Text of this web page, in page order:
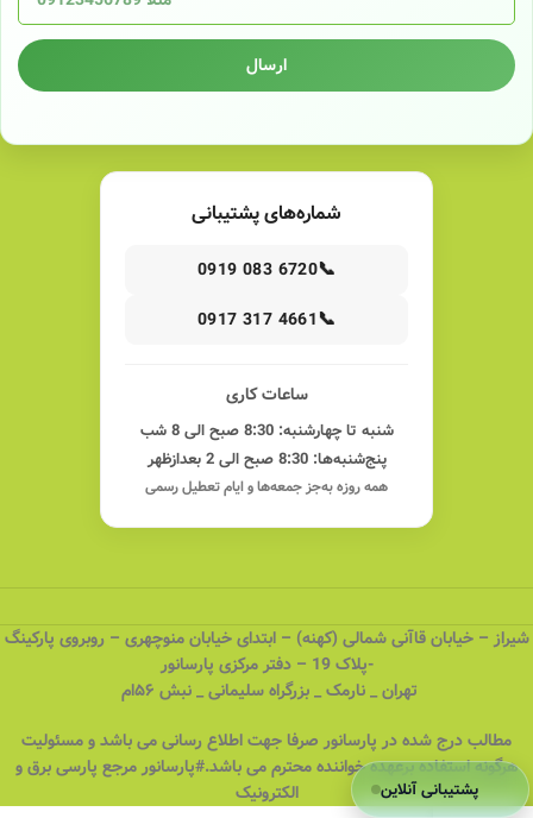
ارسال
شماره‌های پشتیبانی
📞
0919 083 6720
📞
0917 317 4661
ساعات کاری
شنبه تا چهارشنبه: 8:30 صبح الی 8 شب
پنج‌شنبه‌ها: 8:30 صبح الی 2 بعدازظهر
همه روزه به‌جز جمعه‌ها و ایام تعطیل رسمی
شیراز – خیابان قاآنی شمالی (کهنه) – ابتدای خیابان منوچهری – روبروی پارکینگ
-پلاک 19 – دفتر مرکزی پارسانور
تهران _ نارمک _ بزرگراه سلیمانی _ نبش ۵۶ام
مطالب درج شده در پارسانور صرفا جهت اطلاع رسانی می باشد و مسئولیت
هرگونه استفاده برعهده خواننده محترم می باشد.#پارسانور مرجع پارسی برق و
الکترونیک
پشتیبانی آنلاین